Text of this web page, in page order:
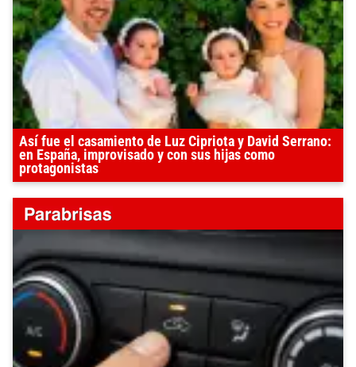
Así fue el casamiento de Luz Cipriota y David Serrano:
en España, improvisado y con sus hijas como
protagonistas